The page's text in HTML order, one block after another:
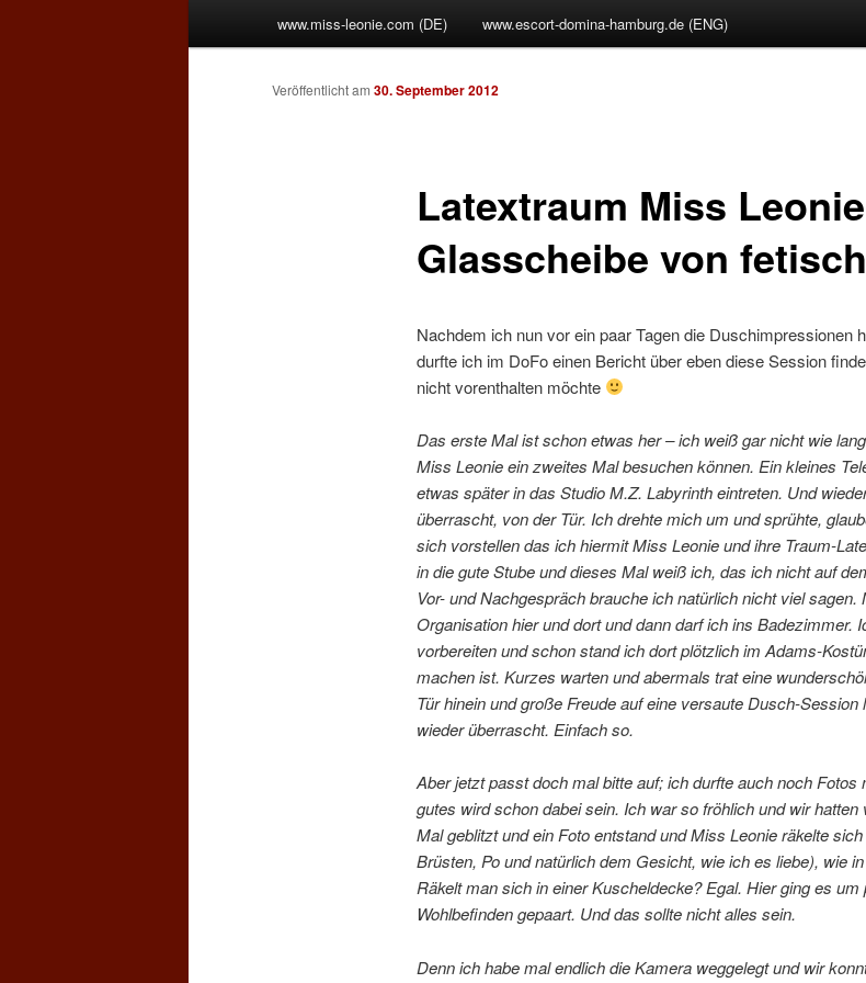
Zum
Inhalt
www.miss-leonie.com (DE) www.escort-domina-hamburg.de (ENG)
Latextraum Miss
Glasscheibe von
Veröffentlicht am 30. September 2012
Nachdem ich nun vor ein paar Tagendie Duschimpressionen
durfte ich im DoFo einen Bericht über eben diese Session
nicht vorenthalten möchte
Das erste Mal ist schon etwas her – ich weiß gar nicht wie
Miss Leonie ein zweites Mal besuchen können. Ein kleines
etwas später in das Studio M.Z. Labyrinth eintreten. Und
überrascht, von der Tür. Ich drehte mich um und sprühte,
sich vorstellen das ich hiermit Miss Leonie und ihre Traum-
in die gute Stube und dieses Mal weiß ich, das ich nicht auf
Vor- und Nachgespräch brauche ich natürlich nicht viel sagen.
Organisation hier und dort und dann darf ich ins Badezimmer.
vorbereiten und schon stand ich dort plötzlich im Adams-
machen ist. Kurzes warten und abermals trat eine
Tür hinein und große Freude auf eine versaute Dusch-
wieder überrascht. Einfach so.
Aber jetzt passt doch mal bitte auf; ich durfte auch noch Fotos
gutes wird schon dabei sein. Ich war so fröhlich und wir
Mal geblitzt und ein Foto entstand und Miss Leonie räkelte
Brüsten, Po und natürlich dem Gesicht, wie ich es liebe), wie
Räkelt man sich in einer Kuscheldecke? Egal. Hier ging es
Wohlbefinden gepaart. Und das sollte nicht alles sein.
Denn ich habe mal endlich die Kamera weggelegt und wir